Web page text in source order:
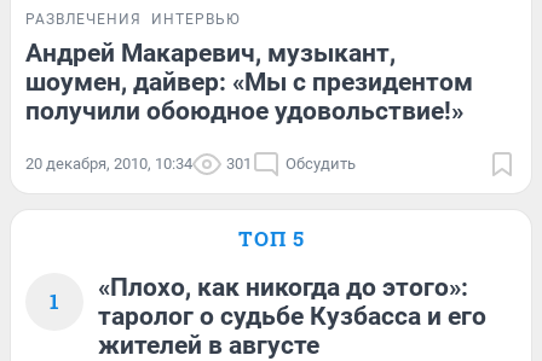
РАЗВЛЕЧЕНИЯ ИНТЕРВЬЮ
Андрей Макаревич, музыкант,
шоумен, дайвер: «Мы с президентом
получили обоюдное удовольствие!»
20 декабря, 2010, 10:34 301 Обсудить
ТОП 5
1
«Плохо, как никогда до этого»:
таролог о судьбе Кузбасса и его
жителей в августе